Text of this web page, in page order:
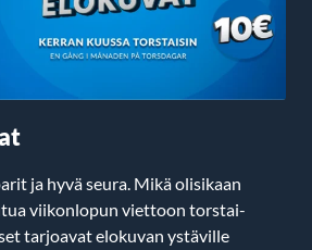
ja hyvä seura. Mikä olisikaan
viikonlopun viettoon torstai-
tarjoavat elokuvan ystäville